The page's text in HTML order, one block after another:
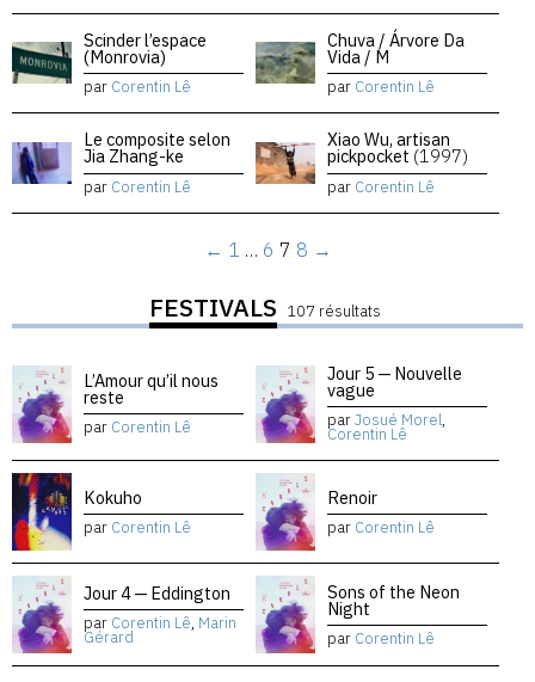
Scinder l’espace
(Monrovia)
par Corentin Lê
Chuva / Árvore Da
Vida / M
par Corentin Lê
Le composite selon
Jia Zhang-ke
par Corentin Lê
Xiao Wu, artisan
pickpocket (1997)
par Corentin Lê
← 1 … 6 7 8 →
FESTIVALS 107 résultats
L’Amour qu’il nous
reste
par Corentin Lê
Jour 5 — Nouvelle
vague
parJosué Morel,
Corentin Lê
Kokuho
par Corentin Lê
Renoir
par Corentin Lê
Jour 4 — Eddington
par Corentin Lê, Marin
Gérard
Sons of the Neon
Night
par Corentin Lê